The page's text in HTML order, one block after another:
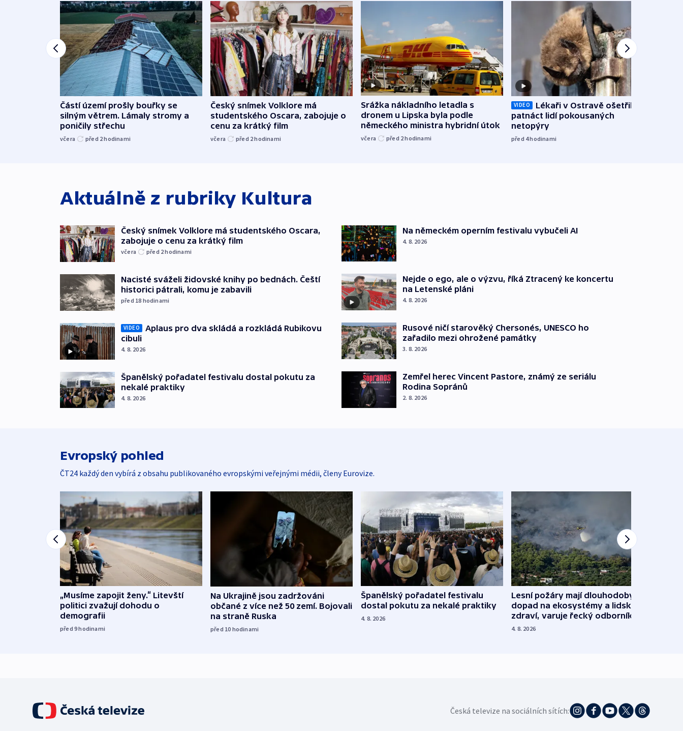
Částí území prošly bouřky se
silným větrem. Lámaly stromy a
poničily střechu
včera před 2hodinami
Český snímek Volklore má
studentského Oscara, zabojuje o
cenu za krátký film
včera před 2hodinami
Srážka nákladního letadla s
dronem u Lipska byla podle
německého ministra hybridní útok
včera před 2hodinami
VIDEO
Lékaři v Ostravě ošetřili už
patnáct lidí pokousaných
netopýry
před 4hodinami
Aktuálně z rubriky Kultura
Český snímek Volklore má studentského Oscara,
zabojuje o cenu za krátký film
včera před 2hodinami
Nacisté sváželi židovské knihy po bednách. Čeští
historici pátrali, komu je zabavili
před 18 hodinami
VIDEO
Aplaus pro dva skládá a rozkládá Rubikovu
cibuli
4. 8. 2026
Španělský pořadatel festivalu dostal pokutu za
nekalé praktiky
4. 8. 2026
Na německém operním festivalu vybučeli AI
4. 8. 2026
Nejde o ego, ale o výzvu, říká Ztracený ke koncertu
na Letenské pláni
4. 8. 2026
Rusové ničí starověký Chersonés, UNESCO ho
zařadilo mezi ohrožené památky
3. 8. 2026
Zemřel herec Vincent Pastore, známý ze seriálu
Rodina Sopránů
2. 8. 2026
Evropský pohled
ČT24 každý den vybírá z obsahu publikovaného evropskými veřejnými médii, členy Eurovize.
„Musíme zapojit ženy.“ Litevští
politici zvažují dohodu o
demografii
před 9hodinami
Na Ukrajině jsou zadržováni
občané z více než 50 zemí. Bojovali
na straně Ruska
před 10 hodinami
Španělský pořadatel festivalu
dostal pokutu za nekalé praktiky
4. 8. 2026
Lesní požáry mají dlouhodobý
dopad na ekosystémy a lidské
zdraví, varuje řecký odborník
4. 8. 2026
Česká televize na sociálních sítích: